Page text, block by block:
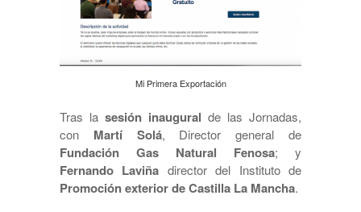
Mi Primera Exportación
Tras la sesión inaugural de las Jornadas,
con Martí Solá, Director general de
Fundación Gas Natural Fenosa; y
Fernando Laviña director del Instituto de
Promoción exterior de Castilla La Mancha.